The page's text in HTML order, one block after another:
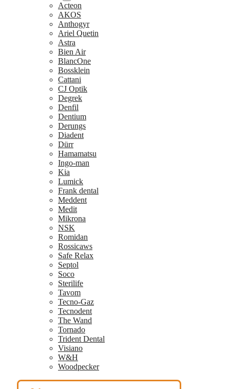
Acteon
AKOS
Anthogyr
Ariel Quetin
Astra
Bien Air
BlancOne
Bossklein
Cattani
CJ Optik
Degrek
Denfil
Dentium
Derungs
Diadent
Dürr
Hamamatsu
Ingo-man
Kia
Lumick
Frank dental
Meddent
Medit
Mikrona
NSK
Romidan
Rossicaws
Safe Relax
Septol
Soco
Sterilife
Tavom
Tecno-Gaz
Tecnodent
The Wand
Tornado
Trident Dental
Visiano
W&H
Woodpecker